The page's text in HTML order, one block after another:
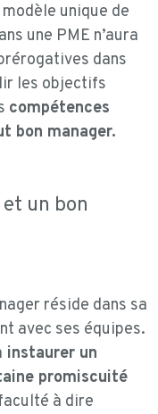
unique de
une PME n’aura
dans
les objectifs
compétences
bon manager.
un bon
réside dans sa
avec ses équipes.
instaurer un
promiscuité
à dire